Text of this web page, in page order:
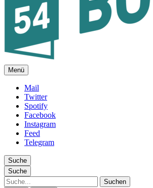
FEUILLETON IM INTERNET
Menü
Mail
Twitter
Spotify
Facebook
Instagram
Feed
Telegram
Suche
Suche
Suche